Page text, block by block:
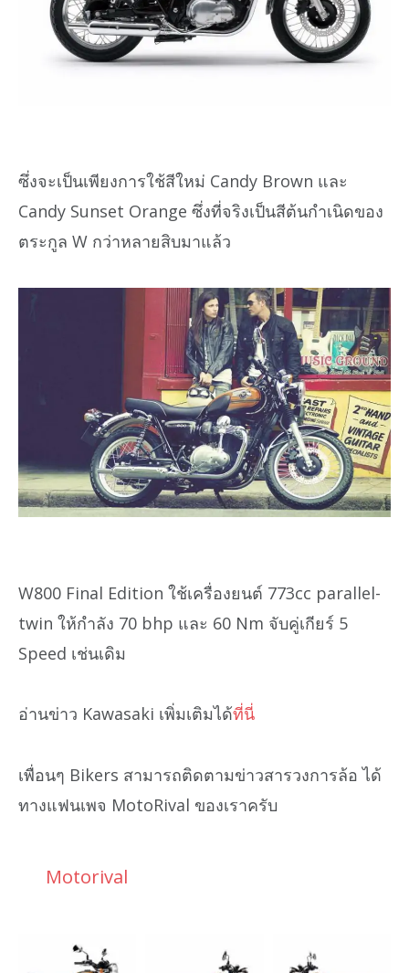
ซึ่งจะเป็นเพียงการใช้สีใหม่ Candy Brown และ
Candy Sunset Orange ซึ่งที่จริงเป็นสีต้นกำเนิดของ
ตระกูล W กว่าหลายสิบมาแล้ว
W800 Final Edition ใช้เครื่องยนต์ 773cc parallel-
twin ให้กำลัง 70 bhp และ 60 Nm จับคู่เกียร์ 5
Speed เช่นเดิม
อ่านข่าว Kawasaki เพิ่มเติมได้ที่นี่
เพื่อนๆ Bikers สามารถติดตามข่าวสารวงการล้อ ได้
ทางแฟนเพจ MotoRival ของเราครับ
Motorival